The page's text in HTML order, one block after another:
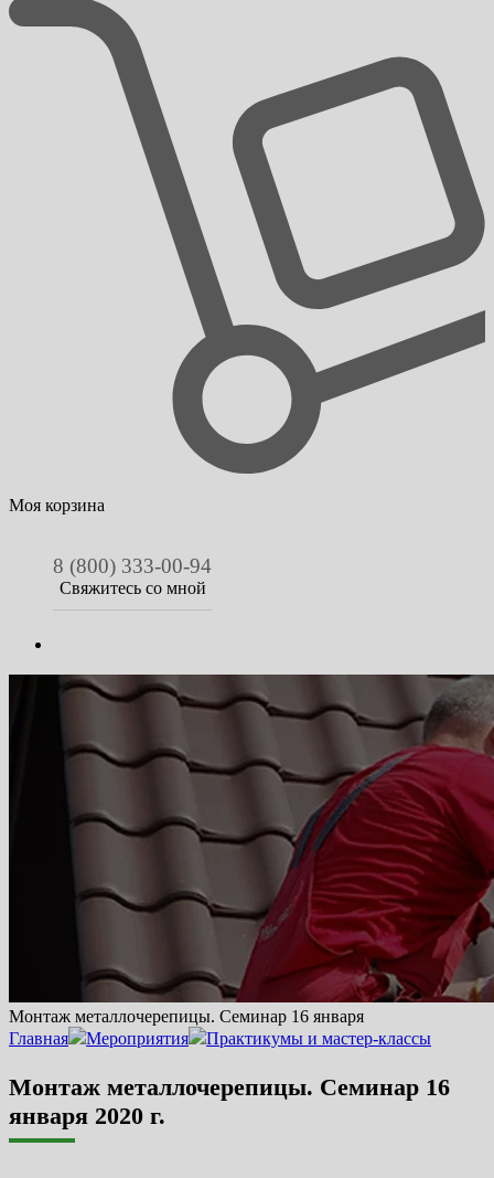
Моя корзина
8 (800) 333-00-94
Свяжитесь со мной
Монтаж металлочерепицы. Семинар 16 января
Главная
Мероприятия Практикумы и мастер-классы
Монтаж металлочерепицы. Семинар 16
января 2020 г.